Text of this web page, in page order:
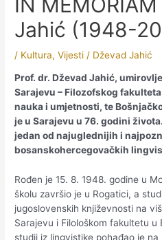
Jahić (1948-
/ Kultura,Vijesti / Dževad Jahić
Prof. dr. Dževad Jahić,
Sarajevu – Filozofskog
nauka i umjetnosti, te
je u Sarajevu u 76. godini
jedan od najuglednijih i
bosanskohercegovačkih
Rođen je 15. 8. 1948. godine u
školu završio je u Rogatici, a
jugoslovenskih književnosti na
Sarajevu i Filološkom fakultetu u
studij iz lingvistike pohađao je